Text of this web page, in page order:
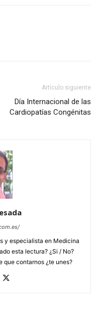
Artículo siguiente
Día Internacional de las
Cardiopatías Congénitas
y especialista en Medicina
esta lectura? ¿Si / No?
que contarnos ¿te unes?